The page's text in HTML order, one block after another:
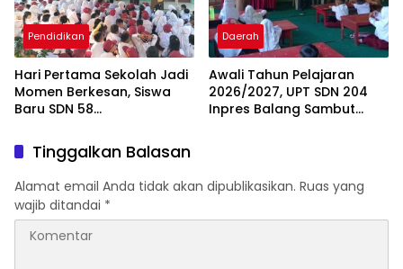
Pendidikan
Hari Pertama Sekolah Jadi
Momen Berkesan, Siswa
Baru SDN 58
Beradaptasi
Daerah
Awali Tahun Pelajaran
2026/2027, UPT SDN 204
Inpres Balang Sambut
Tinggalkan Balasan
Alamat email Anda tidak akan dipublikasikan. Ruas yang
wajib ditandai *